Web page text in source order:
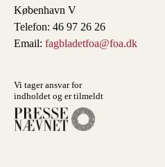
København V
Telefon: 46 97 26 26
Email: fagbladetfoa@foa.dk
Vi tager ansvar for
indholdet og er tilmeldt